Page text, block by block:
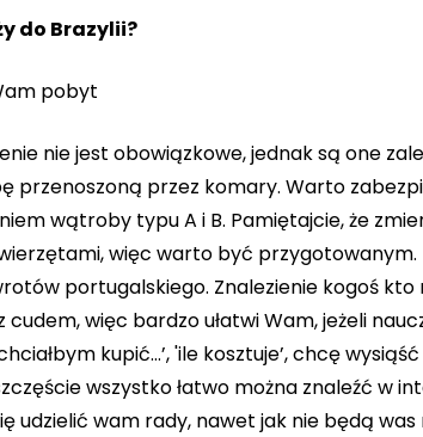
do Brazylii?
pobyt
nie jest obowiązkowe, jednak są one
przenoszoną przez komary. Warto
wątroby typu A i B. Pamiętajcie, że
więc warto być przygotowanym.
portugalskiego. Znalezienie kogoś kto
więc bardzo ułatwi Wam, jeżeli
kupić…’, 'ile kosztuje’, chcę
wszystko łatwo można znaleźć w
udzielić wam rady, nawet jak nie będą was